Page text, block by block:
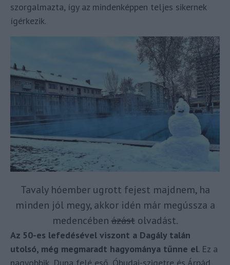
szorgalmazta, így az mindenképpen teljes sikernek
ígérkezik.
Tavaly hóember ugrott fejest majdnem, ha
minden jól megy, akkor idén már megússza a
medencébenázástolvadást.
Az 50-es lefedésével viszont a Dagály talán
utolsó, még megmaradt hagyománya tűnne el. Ez a